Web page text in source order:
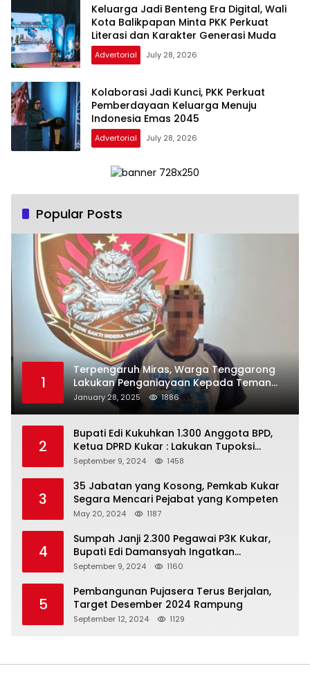
Keluarga Jadi Benteng Era Digital, Wali
Kota Balikpapan Minta PKK Perkuat
Literasi dan Karakter Generasi Muda
Advertorial July 28, 2026
Kolaborasi Jadi Kunci, PKK Perkuat
Pemberdayaan Keluarga Menuju
Indonesia Emas 2045
Advertorial July 28, 2026
Popular Posts
1
Terpengaruh Miras, Warga Tenggarong
Lakukan Penganiayaan Kepada Teman
Sendiri
January 28, 2025 1886
2
Bupati Edi Kukuhkan 1.300 Anggota BPD,
Ketua DPRD Kukar : Lakukan Tupoksi
Dengan Baik Untuk Wujudkan
September 9, 2024 1458
3
35 Jabatan yang Kosong, Pemkab Kukar
Segara Mencari Pejabat yang Kompeten
May 20, 2024 1187
4
Sumpah Janji 2.300 Pegawai P3K Kukar,
Bupati Edi Damansyah Ingatkan
Tanggung Jawab Baru
September 9, 2024 1160
5
Pembangunan Pujasera Terus Berjalan,
Target Desember 2024 Rampung
September 12, 2024 1129